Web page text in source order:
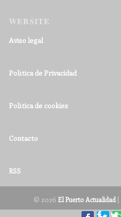
WEBSITE
Aviso legal
Política de Privacidad
Política de cookies
Contacto
RSS
© 2026 El Puerto Actualidad|